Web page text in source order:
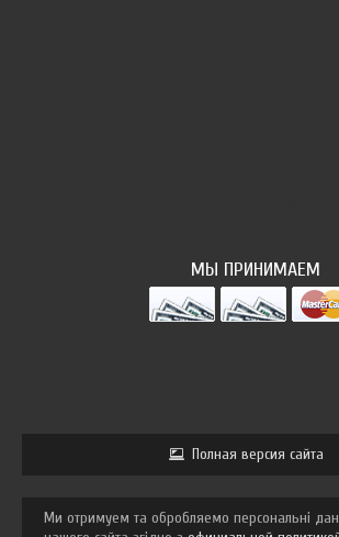
МЫ ПРИНИМАЕМ
Полная версия сайта
Ми отримуем та обробляемо персональні